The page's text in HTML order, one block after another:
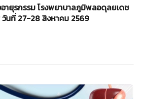
อายุรกรรม โรงพยาบาลภูมิพลอดุลยเดช
นที่ 27-28 สิงหาคม 2569